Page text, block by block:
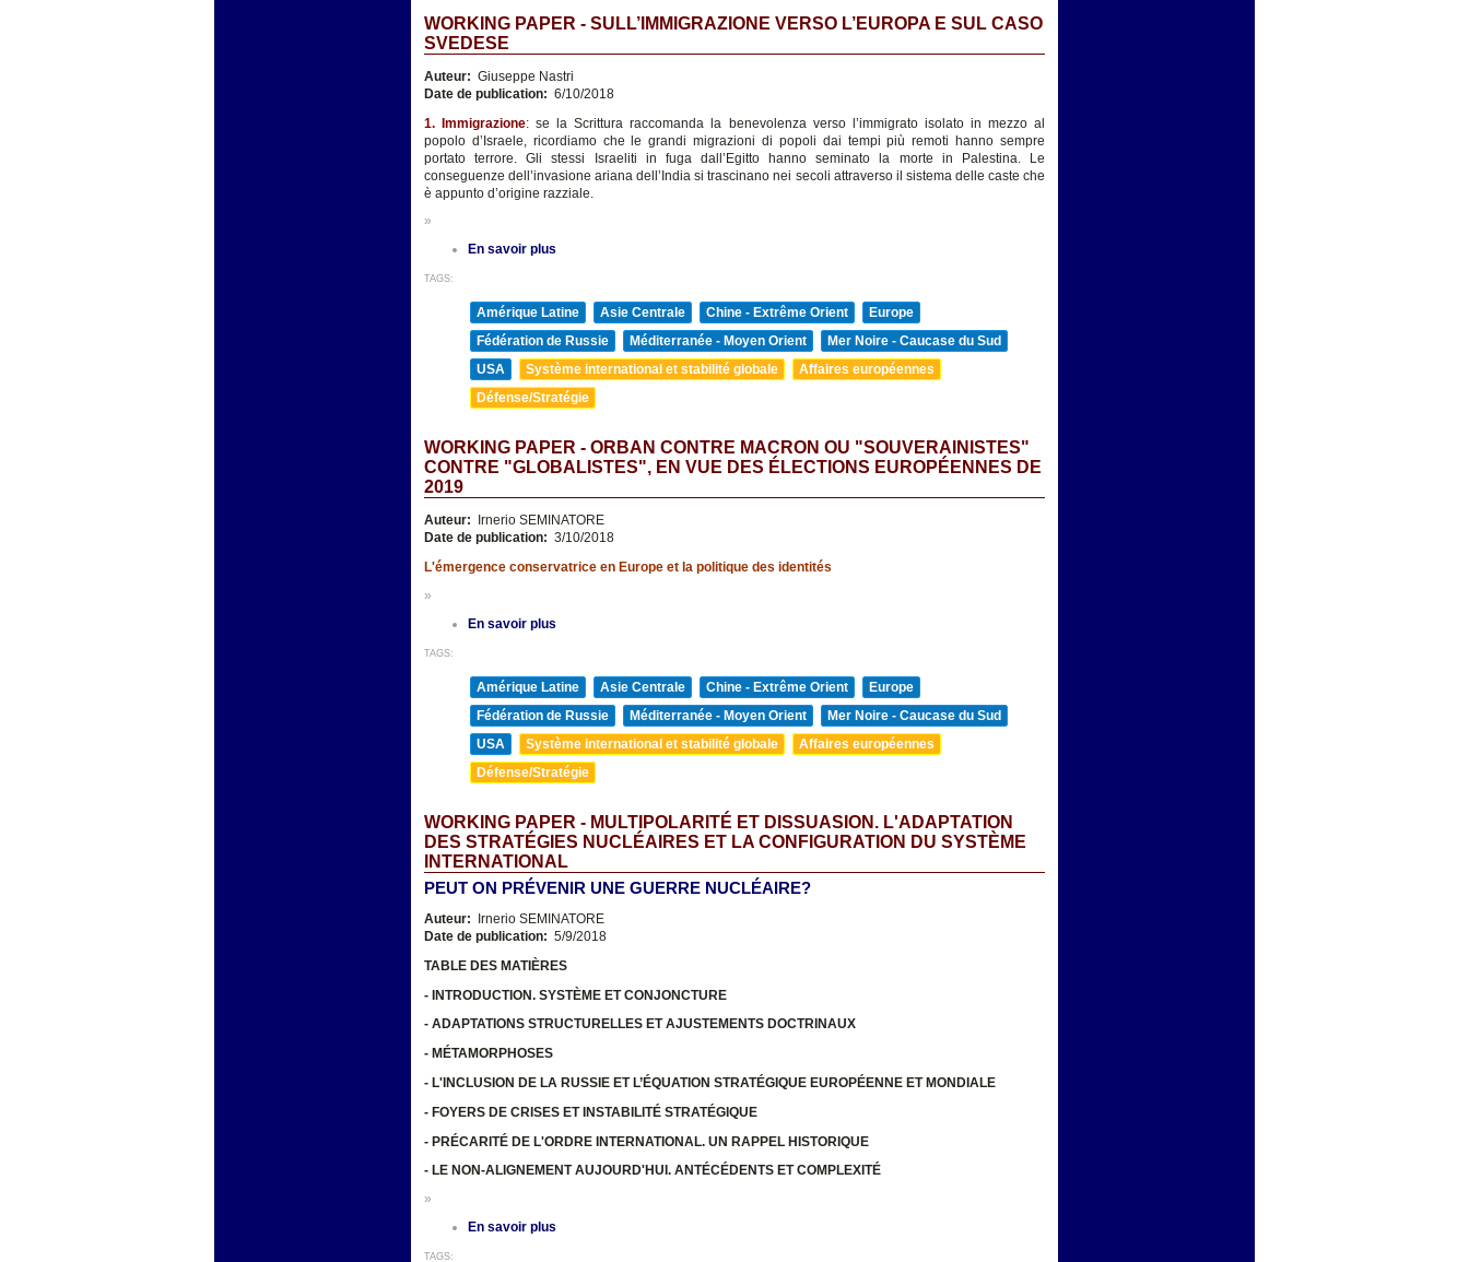
WORKING PAPER - SULL’IMMIGRAZIONE VERSO L’EUROPA E SUL CASO
SVEDESE
Auteur: Giuseppe Nastri
Date de publication: 6/10/2018
1. Immigrazione: se la Scrittura raccomanda la benevolenza verso l’immigrato isolato in mezzo al
popolo d’Israele, ricordiamo che le grandi migrazioni di popoli dai tempi più remoti hanno sempre
portato terrore. Gli stessi Israeliti in fuga dall’Egitto hanno seminato la morte in Palestina. Le
conseguenze dell’invasione ariana dell’India si trascinano nei secoli attraverso il sistema delle caste che
è appunto d’origine razziale.
»
En savoir plus
TAGS:
Amérique Latine Asie Centrale Chine - Extrême Orient
Europe
Fédération de Russie
Méditerranée - Moyen Orient
Mer Noire - Caucase du Sud
USA
Système international et stabilité globale
Affaires européennes
Défense/Stratégie
WORKING PAPER - ORBAN CONTRE MACRON OU "SOUVERAINISTES"
CONTRE "GLOBALISTES", EN VUE DES ÉLECTIONS EUROPÉENNES DE
2019
Auteur:
Irnerio SEMINATORE
Date de publication: 3/10/2018
L'émergence conservatrice en Europe et la politique des identités
»
En savoir plus
TAGS:
Amérique Latine Asie Centrale Chine - Extrême Orient
Europe
Fédération de Russie
Méditerranée - Moyen Orient
Mer Noire - Caucase du Sud
USA
Système international et stabilité globale
Affaires européennes
Défense/Stratégie
WORKING PAPER - MULTIPOLARITÉ ET DISSUASION. L'ADAPTATION
DES STRATÉGIES NUCLÉAIRES ET LA CONFIGURATION DU SYSTÈME
INTERNATIONAL
PEUT ON PRÉVENIR UNE GUERRE NUCLÉAIRE?
Auteur:
Irnerio SEMINATORE
Date de publication: 5/9/2018
TABLE DES MATIÈRES
- INTRODUCTION. SYSTÈME ET CONJONCTURE
- ADAPTATIONS STRUCTURELLES ET AJUSTEMENTS DOCTRINAUX
- MÉTAMORPHOSES
- L'INCLUSION DE LA RUSSIE ET L’ÉQUATION STRATÉGIQUE EUROPÉENNE ET MONDIALE
- FOYERS DE CRISES ET INSTABILITÉ STRATÉGIQUE
- PRÉCARITÉ DE L'ORDRE INTERNATIONAL. UN RAPPEL HISTORIQUE
- LE NON-ALIGNEMENT AUJOURD'HUI. ANTÉCÉDENTS ET COMPLEXITÉ
»
En savoir plus
TAGS: